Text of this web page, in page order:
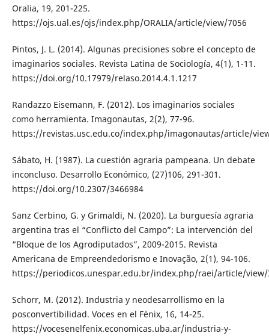
Oralia, 19, 201-225.
https://ojs.ual.es/ojs/index.php/ORALIA/article/view/7056
Pintos, J. L. (2014). Algunas precisiones sobre el concepto de
imaginarios sociales. Revista Latina de Sociología, 4(1), 1-11.
https://doi.org/10.17979/relaso.2014.4.1.1217
Randazzo Eisemann, F. (2012). Los imaginarios sociales
como herramienta. Imagonautas, 2(2), 77-96.
https://revistas.usc.edu.co/index.php/imagonautas/article/
Sábato, H. (1987). La cuestión agraria pampeana. Un debate
inconcluso. Desarrollo Económico, (27)106, 291-301.
https://doi.org/10.2307/3466984
Sanz Cerbino, G. y Grimaldi, N. (2020). La burguesía agraria
argentina tras el “Conflicto del Campo”: La intervención del
“Bloque de los Agrodiputados”, 2009-2015. Revista
Americana de Empreendedorismo e Inovação, 2(1), 94-106.
https://periodicos.unespar.edu.br/index.php/raei/article/view/
Schorr, M. (2012). Industria y neodesarrollismo en la
posconvertibilidad. Voces en el Fénix, 16, 14-25.
https://vocesenelfenix.economicas.uba.ar/industria-y-